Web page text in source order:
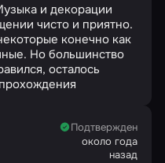
и декорации
чисто и приятно.
конечно как
Но большинство
осталось
Подтвержден
около года
назад